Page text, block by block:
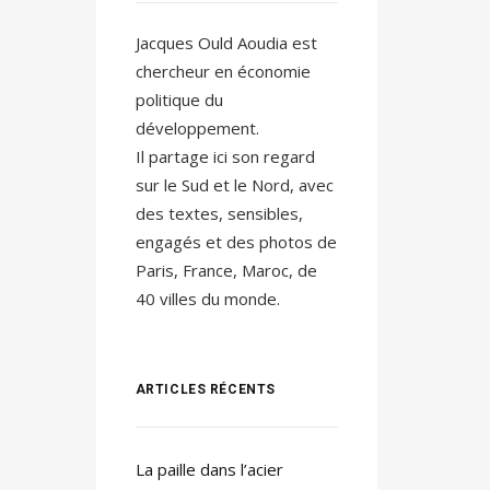
Jacques Ould Aoudia est
chercheur en économie
politique du
développement.
Il partage ici son regard
sur le Sud et le Nord, avec
des textes, sensibles,
engagés et des photos de
Paris, France, Maroc, de
40 villes du monde.
ARTICLES RÉCENTS
La paille dans l’acier